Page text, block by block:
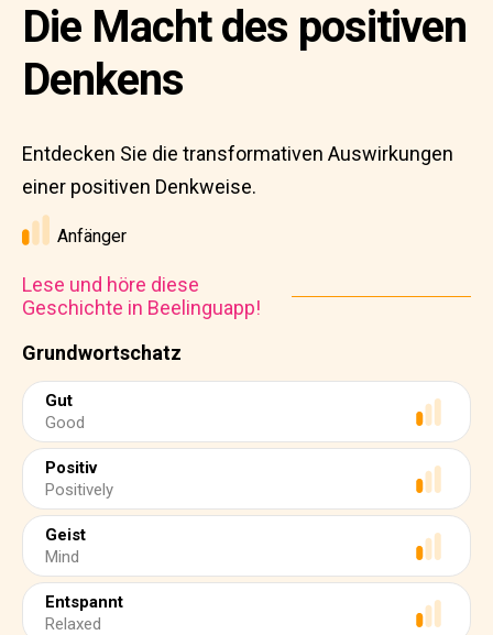
Grundwortschatz
Gut
Good
Positiv
Positively
Geist
Mind
Entspannt
Relaxed
Die Macht des positiven
Denkens
Entdecken Sie die transformativen Auswirkungen
einer positiven Denkweise.
Anfänger
Lese und höre diese
Geschichte in Beelinguapp!